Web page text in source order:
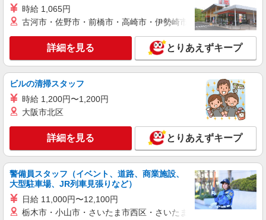
時給1350円 ◆前払い・日払い・週払いOK
兵庫県神戸市中央区
キープ 詳細を見る
派遣社員
株式会社kotrio /●KB-H-2020819
神戸三宮駅＊幅広い世代が活動中！サ高住のサ
時給1450円〜2187円 ＜日払い有/週払い有/交
通費全支給(ガソリン代含む)＞
神戸市中央区 マイカー通勤OK
キープ 詳細を見る
派遣社員
株式会社kotrio /●KB-H-1854568
時給 1,065円
古河市・佐野市・前橋市・高崎市・伊勢崎市・太田市・館林市
詳細を見る とりあえずキープ
ビルの清掃スタッフ
時給 1,200円〜1,200円
大阪市北区
詳細を見る とりあえずキープ
警備員スタッフ（イベント、道路、商業施設、
大型駐車場、JR列車見張りなど）
日給 11,000円〜12,100円
栃木市・小山市・さいたま市西区・さいたま市岩槻区・久喜市・